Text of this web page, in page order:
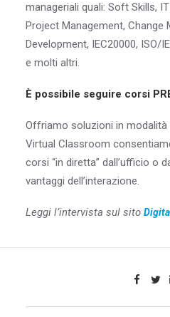
manageriali quali: Soft Skills,
Project Management, Change
Development, IEC20000, ISO/
e molti altri.
È possibile seguire corsi
Offriamo soluzioni in
Virtual Classroom
corsi “in diretta” dall’ufficio o
vantaggi dell’interazione.
Leggi l’intervista sul sito